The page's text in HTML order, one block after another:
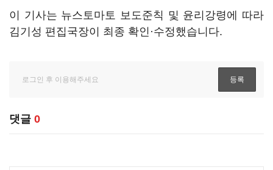
이 기사는 뉴스토마토 보도준칙 및 윤리강령에 따라
김기성 편집국장이 최종 확인·수정했습니다.
댓글 0